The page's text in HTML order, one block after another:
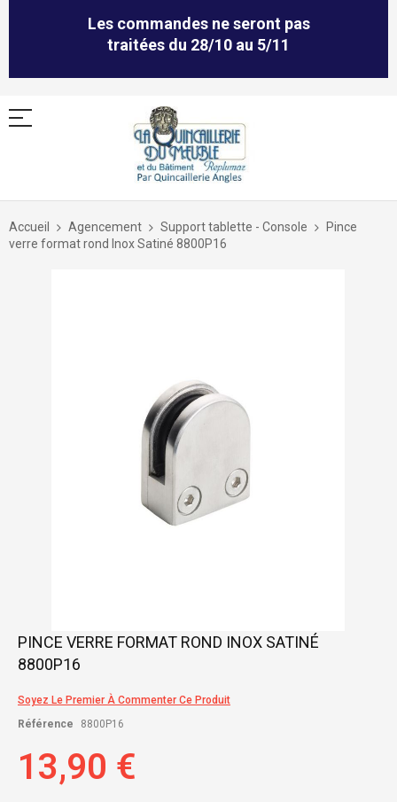
Les commandes ne seront pas
traitées du 28/10 au 5/11
Allez
contenu
Accueil Agencement Support tablette - Console
Pince
verre format rond Inox Satiné 8800P16
Skip
the
of
images
PINCE VERRE FORMAT ROND INOX SATINÉ
8800P16
Soyez Le Premier À Commenter Ce Produit
Référence
8800P16
13,90 €